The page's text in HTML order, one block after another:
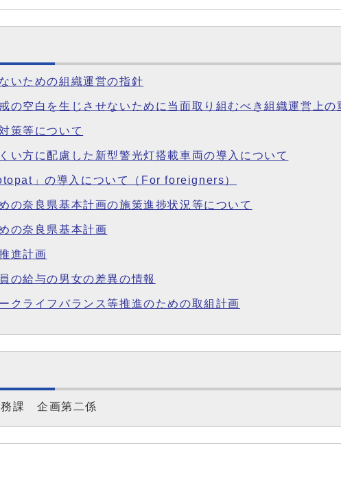
いための組織運営の指針
の空白を生じさせないために当面取り組むべき組織運営上の
策等について
い方に配慮した新型警光灯搭載車両の導入について
」の導入について（For foreigners）
の奈良県基本計画の施策進捗状況等について
の奈良県基本計画
進計画
の給与の男女の差異の情報
クライフバランス等推進のための取組計画
務課 企画第二係